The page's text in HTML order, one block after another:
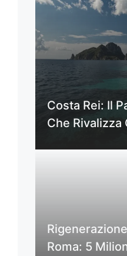
Costa Rei: Il
Che Rivalizza
Roma: 5